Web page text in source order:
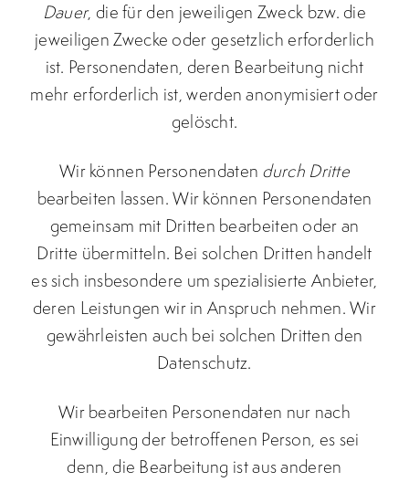
Dauer, die für den jeweiligen Zweck bzw. die
jeweiligen Zwecke oder gesetzlich erforderlich
ist. Personendaten, deren Bearbeitung nicht
mehr erforderlich ist, werden anonymisiert oder
gelöscht.
Wir können Personendaten durch Dritte
bearbeiten lassen. Wir können Personendaten
gemeinsam mit Dritten bearbeiten oder an
Dritte übermitteln. Bei solchen Dritten handelt
es sich insbesondere um spezialisierte Anbieter,
deren Leistungen wir in Anspruch nehmen. Wir
gewährleisten auch bei solchen Dritten den
Datenschutz.
Wir bearbeiten Personendaten nur nach
Einwilligung der betroffenen Person, es sei
denn, die Bearbeitung ist aus anderen